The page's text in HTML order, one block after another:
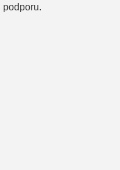
podporu.